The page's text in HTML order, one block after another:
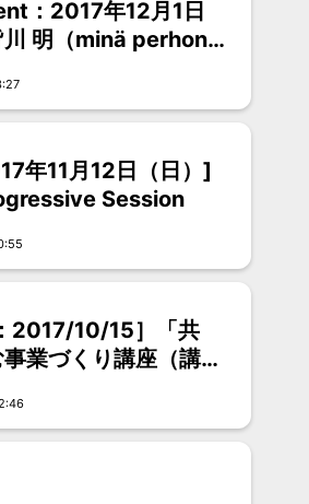
：2017年12月1日
川 明（minä perhonen
× 須山悠里（本書デ
年11月12日（日）]
Session
2017/10/15］「共
業づくり講座（講
）